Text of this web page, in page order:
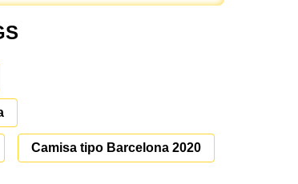
Camisa tipo Barcelona 2020